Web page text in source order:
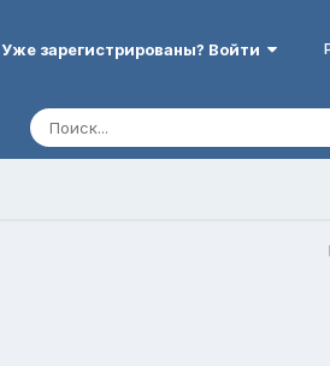
Уже зарегистрированы? Войти